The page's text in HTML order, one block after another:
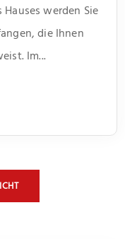
werden Sie
die Ihnen
Im...